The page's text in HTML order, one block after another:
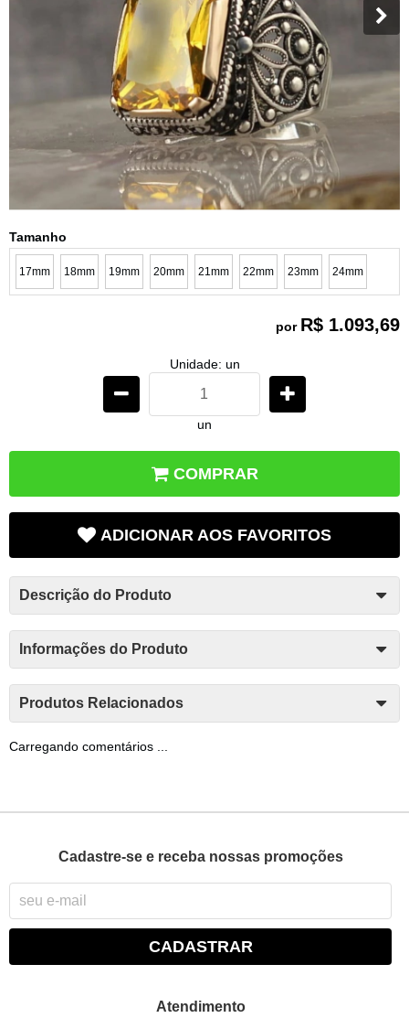
Tamanho
17mm 18mm 19mm 20mm 21mm 22mm 23mm 24mm
por R$ 1.093,69
Unidade: un
un
COMPRAR
ADICIONAR AOS FAVORITOS
Descrição do Produto
Informações do Produto
Produtos Relacionados
Carregando comentários ...
Cadastre-se e receba nossas promoções
CADASTRAR
Atendimento